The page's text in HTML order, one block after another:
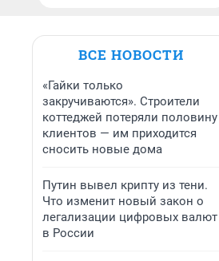
ВСЕ НОВОСТИ
«Гайки только
закручиваются». Строители
коттеджей потеряли половину
клиентов — им приходится
сносить новые дома
Путин вывел крипту из тени.
Что изменит новый закон о
легализации цифровых валют
в России